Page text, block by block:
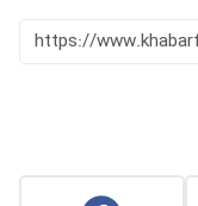
https://